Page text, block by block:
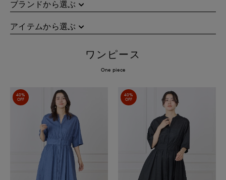
ブランドから選ぶ
アイテムから選ぶ
ワンピース
One piece
40%
OFF
40%
OFF